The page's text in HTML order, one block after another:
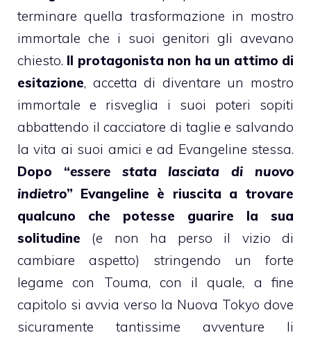
terminare quella trasformazione in mostro
immortale che i suoi genitori gli avevano
chiesto. Il protagonista non ha un attimo di
esitazione, accetta di diventare un mostro
immortale e risveglia i suoi poteri sopiti
abbattendo il cacciatore di taglie e salvando
la vita ai suoi amici e ad Evangeline stessa.
Dopo “essere stata lasciata di nuovo
indietro” Evangeline è riuscita a trovare
qualcuno che potesse guarire la sua
solitudine (e non ha perso il vizio di
cambiare aspetto) stringendo un forte
legame con Touma, con il quale, a fine
capitolo si avvia verso la Nuova Tokyo dove
sicuramente tantissime avventure li